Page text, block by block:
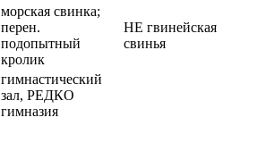
морская свинка;
перен.
подопытный
кролик
НЕ гвинейская
свинья
гимнастический
зал, РЕДКО
гимназия